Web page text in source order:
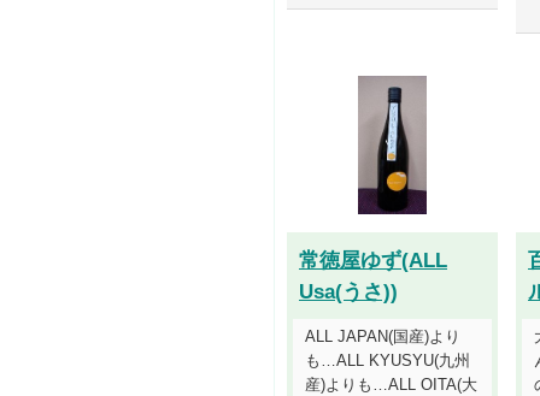
常徳屋ゆず(ALL
Usa(うさ))
ALL JAPAN(国産)より
も…ALL KYUSYU(九州
産)よりも…ALL OITA(大